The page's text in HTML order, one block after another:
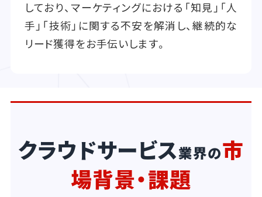
しており、マーケティングにおける「知見」「人
手」「技術」に関する不安を解消し、継続的な
リード獲得をお手伝いします。
クラウドサービス業界の市
場背景・課題